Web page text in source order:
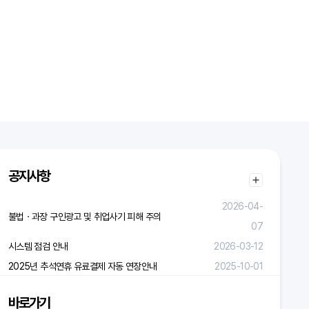
공지사항
불법ㆍ과장 구인광고 및 취업사기 피해 주의
2026-04-
07
시스템 점검 안내
2026-03-12
2025년 추석연휴 유료결제 자동 연장안내
2025-10-01
바로가기